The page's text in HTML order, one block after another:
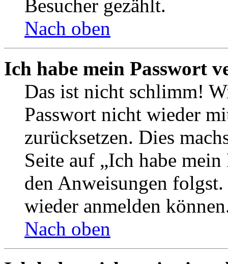
Besucher gezählt.
Nach oben
Ich habe mein Passwort
Das ist nicht schlimm!
Passwort nicht wieder
zurücksetzen. Dies
Seite auf „Ich habe
den Anweisungen
wieder anmelden
Nach oben